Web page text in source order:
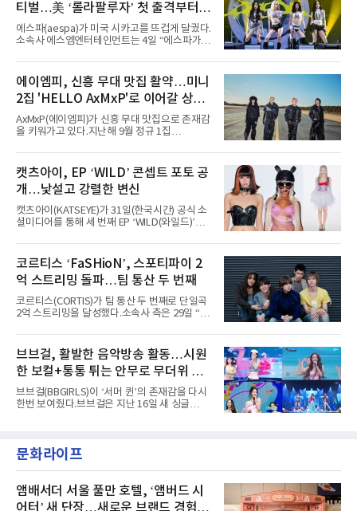
티벌…美 ‘롤라팔루자’ 첫 출격부터
증명한 존재감
에스파(aespa)가 미국 시카고를 뜨겁게 달궜다.
소속사 에스엠엔터테인먼트는 4일 “에스파가
서 열린 ‘롤라팔루자 시카고’(Lollapalooza
Chicago)의 알리안츠 스테이지에 올랐다”며
“총 14곡으로 구성된 세트리스트를 선사, 데뷔 7
년 차다운 노련한 무대 매너와 파워풀한 에너지
로 현장의 분위기를 압도했다”고 밝혔다.1991
년 시작된 ‘롤라팔루자’는 8개 스테이지, 170여
팀의 아티스트와 40만 명 이상의 관객이 운집하
코르티스 등 K팝 스타들이 출연진 명단에 이름
을 올렸다.이날 에스파는
에이엠피, 신흥 무대 맛집 활약…미니
2집 'HELLO AxMxP'로 이어갈 상승
세
AxMxP(에이엠피)가 신흥 무대 맛집으로 존재감
을 키워가고 있다.지난해 9월 정규 1집
AxMxP는 데뷔 전부터 버스킹과 각종 페스티벌,
공연 무대에 오르며 실전 경험을 쌓아왔다.이들
은 소속사 패밀리 콘서트를 비롯해 '뷰티풀 민트
라이프 2025', '2025 부산국제록페스티벌' 등 대
형 무대에 잇달아 출연해 당찬 에너지와 풋풋한
매력으로 음악팬들의 눈도장을 찍었다.이후
AxMxP는 '카운트다운 판타지 2025-2026',
정적인 실력을 입증했고, 올해 '2026 어썸뮤직
페스티벌', '뷰티풀 민트 라이프 2026', '2026
캣츠아이, EP ‘WILD’ 콘셉트 포토 공
개…낯설고 강렬한 변신
캣츠아이(KATSEYE)가 31일(한국시간) 공식 소
셜미디어를 통해 세 번째 EP ‘WILD(와일드)’의
heart(와일드 하트)’라는 제목이 붙은 콘셉트 포
토에는 멤버들의 본능적이고 야성적인 면모가
강렬하게 담겼다. 짙은 아이섀도와 푸른빛·금빛·
붉은빛의 컬러 렌즈가 비현실적인 분위기를 자
아내고, 여러 원색이 불규칙하게 뒤섞인 멀티컬
러 헤어와 과감한 블루·블랙 립 메이크업이 낯설
고도 매혹적인 비주얼을 완성했다.스타일링 역
엣을 거침없이 결합했다. 멤버들은 각기 다른 개
성을 살린 스타일링을 선
코르티스 ‘FaSHioN’, 스포티파이 2
억 스트리밍 돌파…팀 통산 두 번째
코르티스(CORTIS)가 팀 통산 두 번째로 단일곡
2억 스트리밍을 달성했다.소속사 측은 29일 “코
벌 오디오·음원 스트리밍 플랫폼 스포티파이에
서 27일 자로 누적 재생 수 2억 회를 돌파했
다”고 밝혔다.곡이 발표된 지 약 10개월 만이다.
팀의 첫 번째 2억 스트리밍 곡은 동일 음반에 수
록된 ‘GO!’다. 이 노래는 공개 약 9개월 만인 지
난달 26일 자에 2억 고지를 밟았다. 이는 최근 5
년 내 데뷔한 보이그룹의 곡 중 최단기 2억 달성
했다. “내 티, 5 bucks 바지는, 만원” 등 멤버들
의 라이프 스타일
브브걸, 활발한 음악방송 활동…시원
한 보컬+통통 튀는 안무로 무더위 사
냥
브브걸(BBGIRLS)이 ‘서머 퀸’의 존재감을 다시
한번 보여줬다.브브걸은 지난 16일 새 싱글
MBC '쇼! 음악중심', SBS '인기가요' 등 주요 음
악방송 무대에 올라 화려한 퍼포먼스를 펼쳤다.
력을 앞세워 매 무대 색다른 볼거리를 선사했다.
특히 화사한 파스텔 톤의 비치웨어부터 청량한
문화라이프
앰배서더 서울 풀만 호텔, ‘앰버드 시
어터’ 새 단장…새로운 브랜드 경험 선